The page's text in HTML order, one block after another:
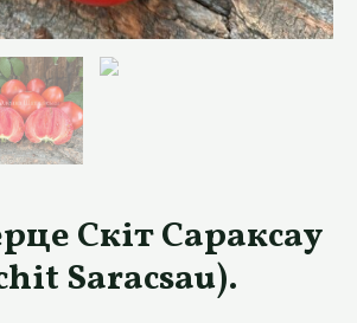
Скіт Сараксау
Saracsau).